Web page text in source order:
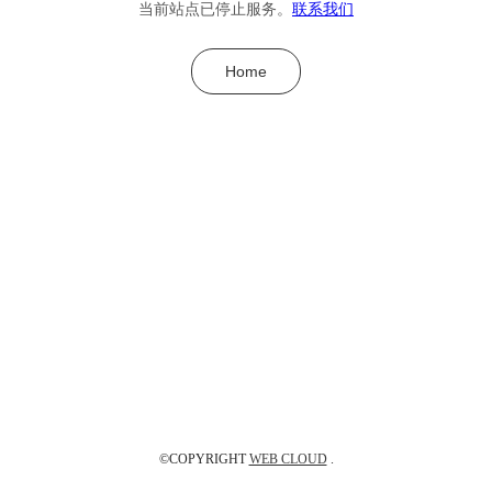
当前站点已停止服务。 联系我们
Home
©COPYRIGHTWEB CLOUD.